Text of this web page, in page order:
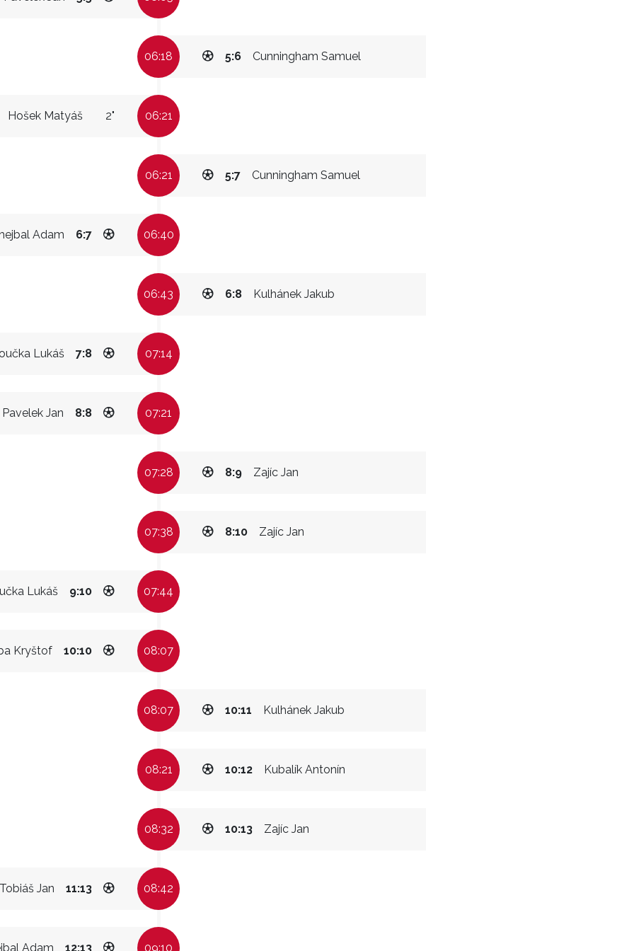
06:18 Cunningham Samuel
5:6
Hošek Matyáš 2" 06:21
06:21 Cunningham Samuel
5:7
Adam 6:7 06:40
06:43 Kulhánek Jakub
6:8
Lukáš 7:8 07:14
Pavelek Jan 8:8 07:21
07:28 Zajíc Jan
8:9
07:38 Zajíc Jan
8:10
Lukáš 9:10 07:44
Kryštof 10:10 08:07
08:07 Kulhánek Jakub
10:11
08:21 Kubalík Antonín
10:12
08:32 Zajíc Jan
10:13
Jan 11:13 08:42
Adam 12:13 09:10